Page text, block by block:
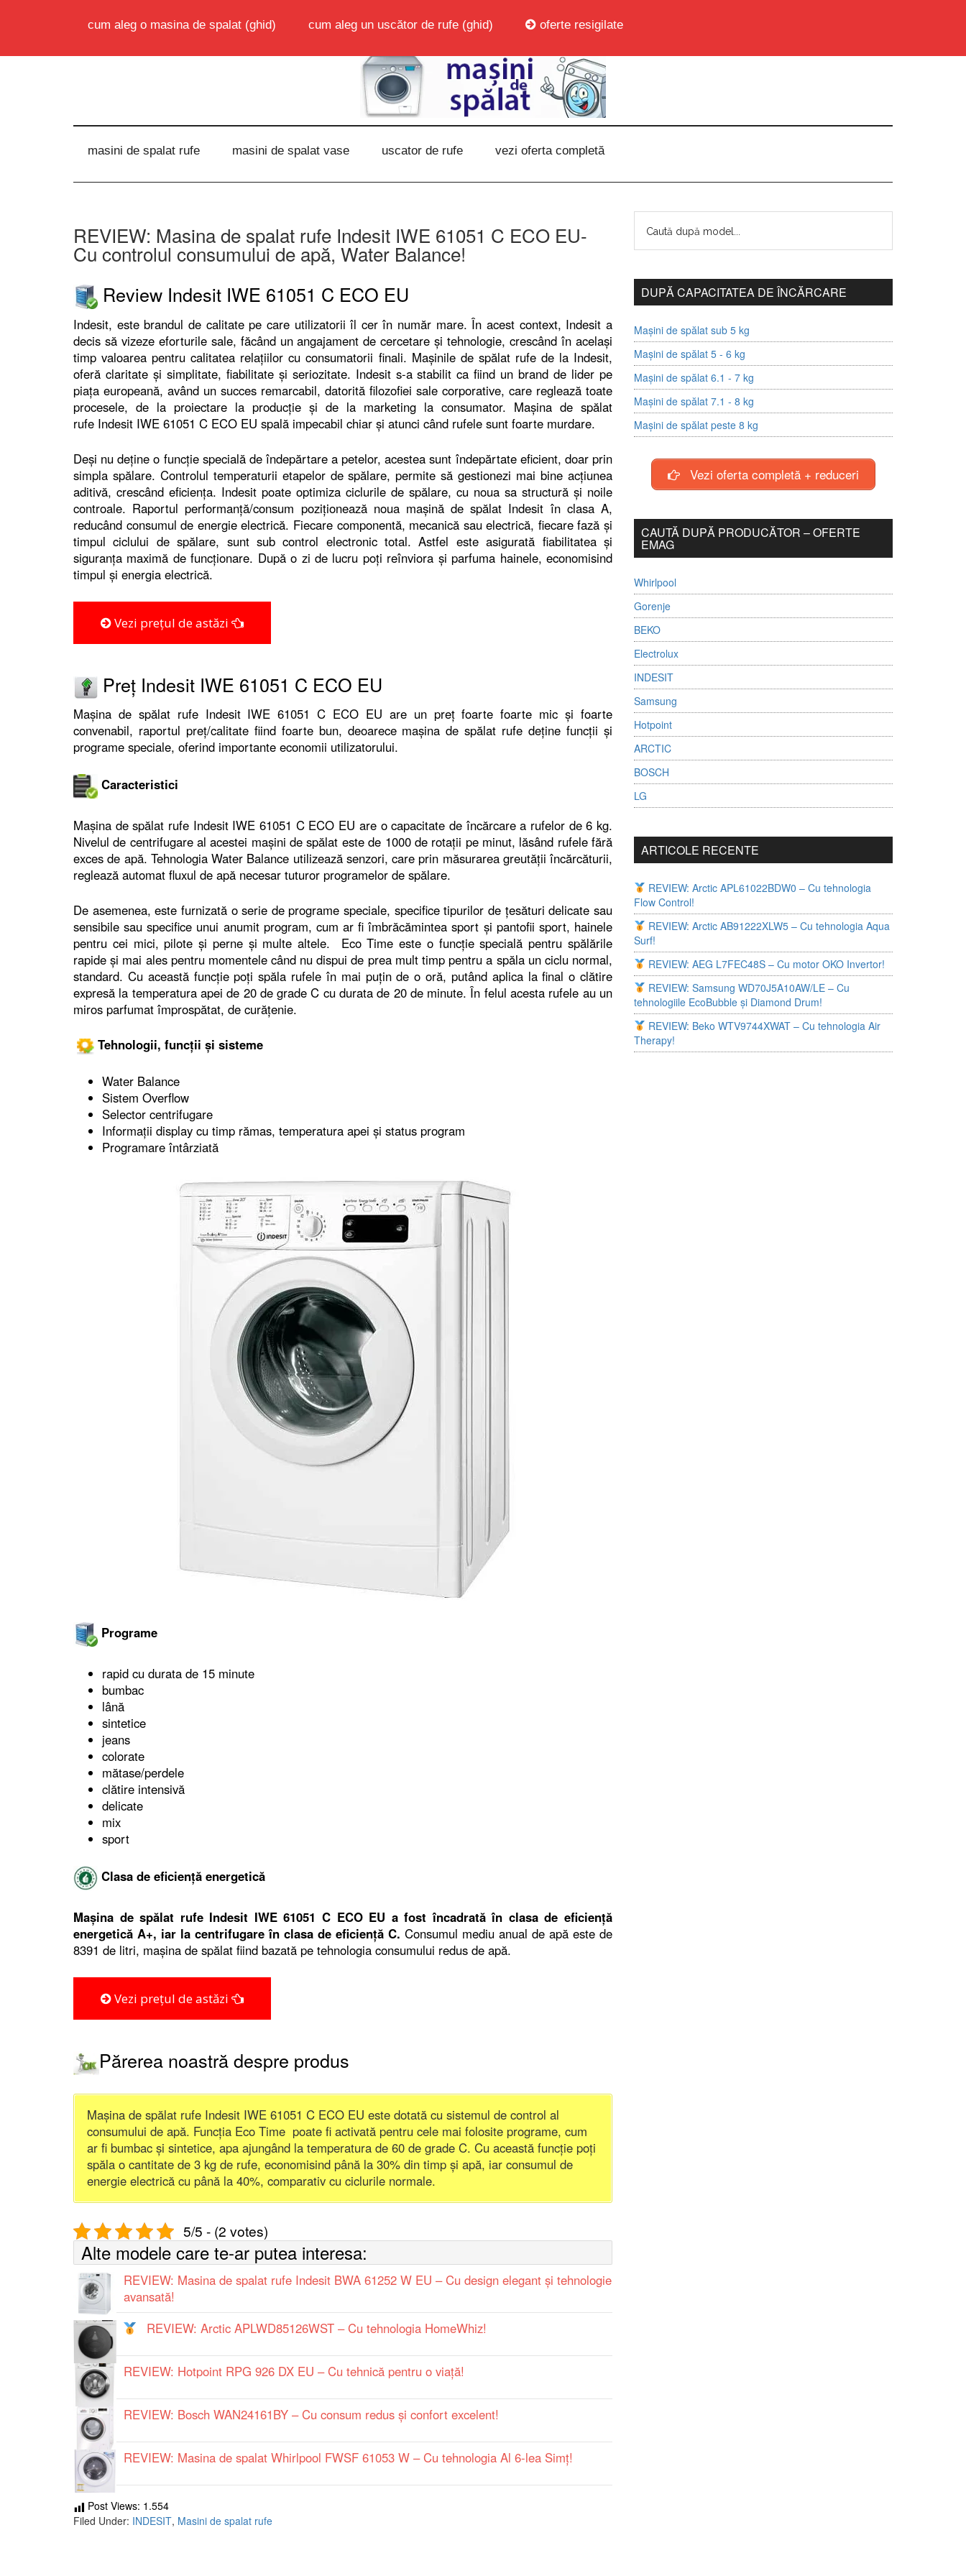
cum aleg o masina de spalat (ghid) cum aleg un uscător de rufe (ghid) oferte resigilate
masini de spalat rufe masini de spalat vase uscator de rufe vezi oferta completă
REVIEW: Masina de spalat rufe Indesit IWE 61051 C ECO EU-
Cu controlul consumului de apă, Water Balance!
Review Indesit IWE 61051 C ECO EU
Indesit, este brandul de calitate pe care utilizatorii îl cer în număr mare. În acest context, Indesit a
decis să vizeze eforturile sale, făcând un angajament de cercetare și tehnologie, crescând în același
timp valoarea pentru calitatea relațiilor cu consumatorii finali. Mașinile de spălat rufe de la Indesit,
oferă claritate și simplitate, fiabilitate și seriozitate. Indesit s-a stabilit ca fiind un brand de lider pe
piața europeană, având un succes remarcabil, datorită filozofiei sale corporative, care reglează toate
procesele, de la proiectare la producție și de la marketing la consumator. Mașina de spălat
rufe Indesit IWE 61051 C ECO EU spală impecabil chiar și atunci când rufele sunt foarte murdare.
Deși nu deține o funcție specială de îndepărtare a petelor, acestea sunt îndepărtate eficient, doar prin
simpla spălare. Controlul temperaturii etapelor de spălare, permite să gestionezi mai bine acțiunea
aditivă, crescând eficiența. Indesit poate optimiza ciclurile de spălare, cu noua sa structură și noile
controale. Raportul performanță/consum poziționează noua mașină de spălat Indesit în clasa A,
reducând consumul de energie electrică. Fiecare componentă, mecanică sau electrică, fiecare fază și
timpul ciclului de spălare, sunt sub control electronic total. Astfel este asigurată fiabilitatea și
siguranța maximă de funcționare. După o zi de lucru poți reînviora și parfuma hainele, economisind
timpul și energia electrică.
Vezi prețul de astăzi
Preț Indesit IWE 61051 C ECO EU
Mașina de spălat rufe Indesit IWE 61051 C ECO EU are un preț foarte foarte mic și foarte
convenabil, raportul preț/calitate fiind foarte bun, deoarece mașina de spălat rufe deține funcții și
programe speciale, oferind importante economii utilizatorului.
Caracteristici
Mașina de spălat rufe Indesit IWE 61051 C ECO EU are o capacitate de încărcare a rufelor de 6 kg.
Nivelul de centrifugare al acestei mașini de spălat este de 1000 de rotații pe minut, lăsând rufele fără
exces de apă. Tehnologia Water Balance utilizează senzori, care prin măsurarea greutății încărcăturii,
reglează automat fluxul de apă necesar tuturor programelor de spălare.
De asemenea, este furnizată o serie de programe speciale, specifice tipurilor de țesături delicate sau
sensibile sau specifice unui anumit program, cum ar fi îmbrăcămintea sport și pantofii sport, hainele
pentru cei mici, pilote și perne și multe altele. Eco Time este o funcție specială pentru spălările
rapide și mai ales pentru momentele când nu dispui de prea mult timp pentru a spăla un ciclu normal,
standard. Cu această funcție poți spăla rufele în mai puțin de o oră, putând aplica la final o clătire
expresă la temperatura apei de 20 de grade C cu durata de 20 de minute. În felul acesta rufele au un
miros parfumat împrospătat, de curățenie.
Tehnologii, funcții și sisteme
Water Balance
Sistem Overflow
Selector centrifugare
Informații display cu timp rămas, temperatura apei și status program
Programare întârziată
Programe
rapid cu durata de 15 minute
bumbac
lână
sintetice
jeans
colorate
mătase/perdele
clătire intensivă
delicate
mix
sport
Clasa de eficiență energetică
Mașina de spălat rufe Indesit IWE 61051 C ECO EU a fost încadrată în clasa de eficiență
energetică A+, iar la centrifugare în clasa de eficiență C. Consumul mediu anual de apă este de
8391 de litri, mașina de spălat fiind bazată pe tehnologia consumului redus de apă.
Vezi prețul de astăzi
Părerea noastră despre produs
Mașina de spălat rufe Indesit IWE 61051 C ECO EU este dotată cu sistemul de control al
consumului de apă. Funcția Eco Time poate fi activată pentru cele mai folosite programe, cum
ar fi bumbac și sintetice, apa ajungând la temperatura de 60 de grade C. Cu această funcție poți
spăla o cantitate de 3 kg de rufe, economisind până la 30% din timp și apă, iar consumul de
energie electrică cu până la 40%, comparativ cu ciclurile normale.
5/5 - (2 votes)
Alte modele care te-ar putea interesa:
REVIEW: Masina de spalat rufe Indesit BWA 61252 W EU – Cu design elegant și tehnologie
avansată!
REVIEW: Arctic APLWD85126WST – Cu tehnologia HomeWhiz!
REVIEW: Hotpoint RPG 926 DX EU – Cu tehnică pentru o viaţă!
REVIEW: Bosch WAN24161BY – Cu consum redus şi confort excelent!
REVIEW: Masina de spalat Whirlpool FWSF 61053 W – Cu tehnologia Al 6-lea Simț!
Post Views: 1.554
Filed Under: INDESIT, Masini de spalat rufe
DUPĂ CAPACITATEA DE ÎNCĂRCARE
Mașini de spălat sub 5 kg
Mașini de spălat 5 - 6 kg
Mașini de spălat 6.1 - 7 kg
Mașini de spălat 7.1 - 8 kg
Mașini de spălat peste 8 kg
Vezi oferta completă + reduceri
CAUTĂ DUPĂ PRODUCĂTOR – OFERTE
EMAG
Whirlpool
Gorenje
BEKO
Electrolux
INDESIT
Samsung
Hotpoint
ARCTIC
BOSCH
LG
ARTICOLE RECENTE
REVIEW: Arctic APL61022BDW0 – Cu tehnologia
Flow Control!
REVIEW: Arctic AB91222XLW5 – Cu tehnologia Aqua
Surf!
REVIEW: AEG L7FEC48S – Cu motor OKO Invertor!
REVIEW: Samsung WD70J5A10AW/LE – Cu
tehnologiile EcoBubble și Diamond Drum!
REVIEW: Beko WTV9744XWAT – Cu tehnologia Air
Therapy!